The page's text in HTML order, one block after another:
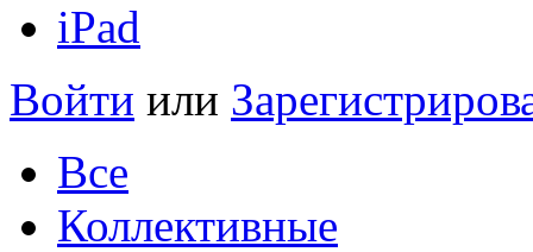
iPad
Войти или
Все
Коллективные